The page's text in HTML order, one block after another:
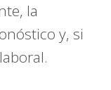
la
y, si